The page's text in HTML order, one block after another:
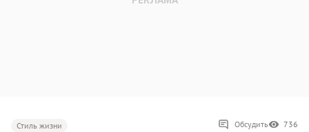
Стиль жизни Обсудить 736